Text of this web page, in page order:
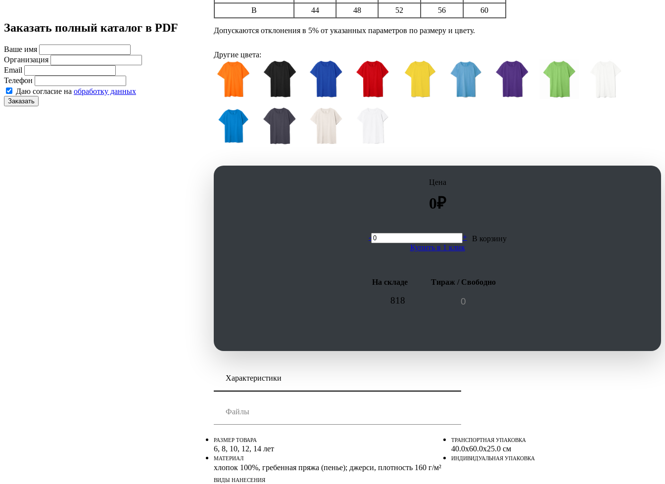
Заказать полный каталог в PDF
Ваше имя
Организация
Email
Телефон
Даю согласие на обработку данных
Заказать
B
44 48 52 56 60
Допускаются отклонения в 5% от указанных параметров по размеру и цвету.
Другие цвета:
Цена
0₽
- +
В корзину
Купить в 1 клик
На складе Тираж / Свободно
818
Характеристики
РАЗМЕР ТОВАРА
6, 8, 10, 12, 14 лет
МАТЕРИАЛ
хлопок 100%, гребенная пряжа (пенье); джерси, плотность 160 г/м²
ТРАНСПОРТНАЯ УПАКОВКА
40.0x60.0x25.0 см
ИНДИВИДУАЛЬНАЯ УПАКОВКА
ВИДЫ НАНЕСЕНИЯ
Файлы
Инструкция по сохранению pdf из Corel Draw
Инструкция по сохранению pdf из Adobe Illustrator